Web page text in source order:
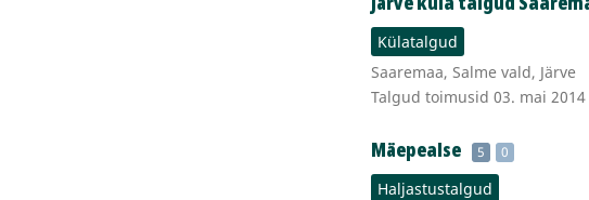
Külatalgud
Saaremaa, Salme vald, Järve
Talgud toimusid 03. mai 2014
Mäepealse 5 0
Haljastustalgud